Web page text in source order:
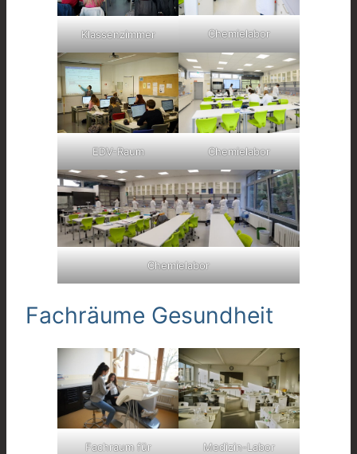
Klassenzimmer Chemielabor
EDV-Raum Chemielabor
Chemielabor
Fachräume Gesundheit
Fachraum für
Medizin-Labor